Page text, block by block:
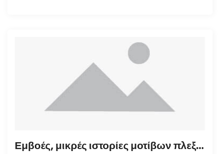
Εμβοές, μικρές ιστορίες μοτίβων πλεξίματος